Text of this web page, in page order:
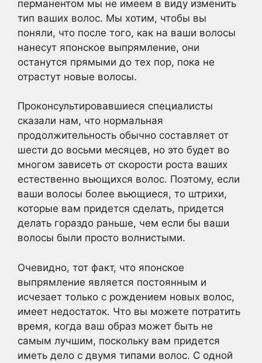
перманентом мы не имеем в виду изменить
тип ваших волос. Мы хотим, чтобы вы
поняли, что после того, как на ваши волосы
нанесут японское выпрямление, они
останутся прямыми до тех пор, пока не
отрастут новые волосы.
Проконсультировавшиеся специалисты
сказали нам, что нормальная
продолжительность обычно составляет от
шести до восьми месяцев, но это будет во
многом зависеть от скорости роста ваших
естественно вьющихся волос. Поэтому, если
ваши волосы более вьющиеся, то штрихи,
которые вам придется сделать, придется
делать гораздо раньше, чем если бы ваши
волосы были просто волнистыми.
Очевидно, тот факт, что японское
выпрямление является постоянным и
исчезает только с рождением новых волос,
имеет недостаток. Что вы можете потратить
время, когда ваш образ может быть не
самым лучшим, поскольку вам придется
иметь дело с двумя типами волос. С одной